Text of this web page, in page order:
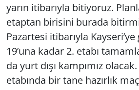
yarın itibarıyla bitiyoruz.
etaptan birisini burada
Pazartesi itibarıyla Kayseri’ye
19’una kadar 2. etabı
da yurt dışı kampımız
etabında bir tane hazırlık